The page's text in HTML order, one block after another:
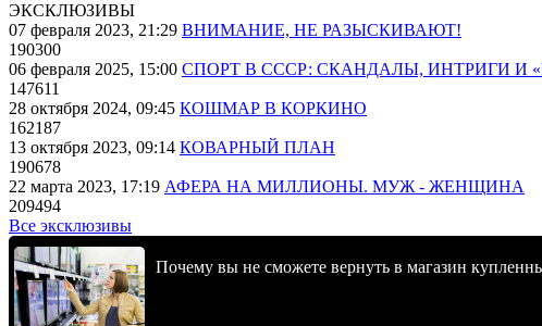
ЭКСКЛЮЗИВЫ
07 февраля 2023, 21:29 ВНИМАНИЕ, НЕ РАЗЫСКИВАЮТ!
190300
06 февраля 2025, 15:00 СПОРТ В СССР: СКАНДАЛЫ, ИНТРИГИ И
147611
28 октября 2024, 09:45 КОШМАР В КОРКИНО
162187
13 октября 2023, 09:14 КОВАРНЫЙ ПЛАН
190678
22 марта 2023, 17:19 АФЕРА НА МИЛЛИОНЫ. МУЖ - ЖЕНЩИНА
209494
Все эксклюзивы
Почему вы не сможете вернуть в магазин